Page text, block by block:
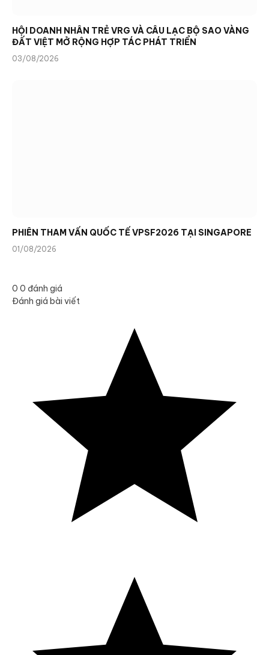
HỘI DOANH NHÂN TRẺ VRG VÀ CÂU LẠC BỘ SAO VÀNG
ĐẤT VIỆT MỞ RỘNG HỢP TÁC PHÁT TRIỂN
03/08/2026
PHIÊN THAM VẤN QUỐC TẾ VPSF2026 TẠI SINGAPORE
01/08/2026
0 0 đánh giá
Đánh giá bài viết